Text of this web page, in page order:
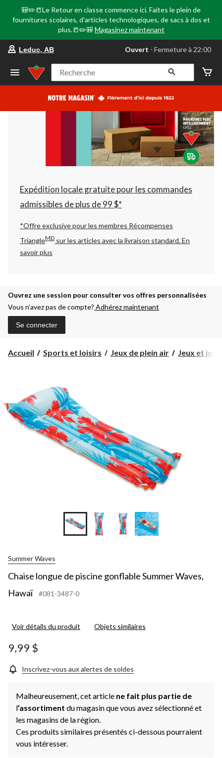
🎒✏️📒Le Retour en classe commence ici. Faites le plein de
fournitures scolaires, d'articles technologiques, de sacs à dos et
plus.📒✏️🎒 Magasinez maintenant
votre
préféré
Leduc,
AB,
courament
Fermeture
à
22:00
cliquer
pour
changer
Leduc, AB Ouvert ⋅ Fermeture à 22:00
Recherche
Expédition locale gratuite pour les commandes
admissibles de plus de 99 $*
*Offre exclusive pour les membres Récompenses
TriangleMD sur les articles avec la livraison standard.En
savoir plus
Ouvrez une session pour consulter vos offres personnalisées
Vous n’avez pas de compte? Adhérez maintenant
Se connecter
Accueil Sports et loisirs Jeux de plein air Jeux et
Summer Waves
Chaise longue de piscine gonflable Summer Waves,
Hawaï
#081-3487-0
Voir détails du produit Objets similaires
9,99 $
Inscrivez-vous aux alertes de soldes
Malheureusement, cet article ne fait plus partie de
l’assortiment du magasin que vous avez sélectionné et
les magasins de la région.
Ces produits similaires présentés ci-dessous pourraient
vous intéresser.